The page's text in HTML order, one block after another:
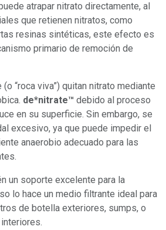
atrapar nitrato directamente, al
que retienen nitratos, como
resinas sintéticas, este efecto es
primario de remoción de
“roca viva”) quitan nitrato mediante
de*nitrate™ debido al proceso
en su superficie. Sin embargo, se
excesivo, ya que puede impedir el
anaerobio adecuado para las
un soporte excelente para la
lo hace un medio filtrante ideal para
de botella exteriores, sumps, o